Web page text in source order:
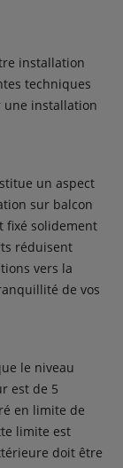
installation
techniques
une installation
un aspect
sur balcon
fixé solidement
réduisent
vers la
de vos
le niveau
est de 5
en limite de
limite est
doit être